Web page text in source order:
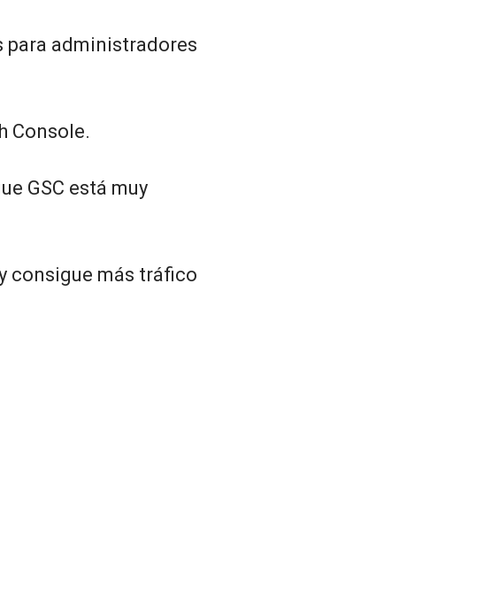
para administradores
Console.
GSC está muy
consigue más tráfico